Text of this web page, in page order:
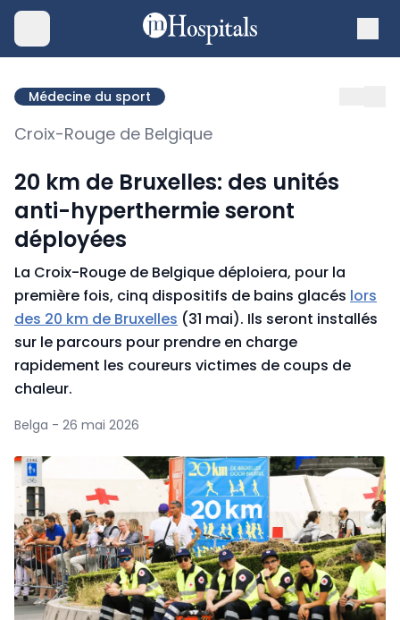
Médecine du sport
Croix-Rouge de Belgique
20 km de Bruxelles: des unités
anti-hyperthermie seront
déployées
La Croix-Rouge de Belgique déploiera, pour la
première fois, cinq dispositifs de bains glacés lors
des 20 km de Bruxelles (31 mai). Ils seront installés
sur le parcours pour prendre en charge
rapidement les coureurs victimes de coups de
chaleur.
Belga - 26 mai 2026